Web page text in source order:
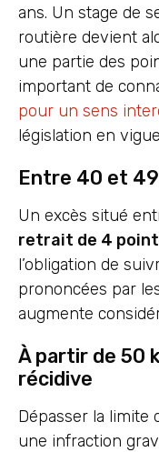
ans. Un stage de
routière devient
une partie des
important de
pour un sens
législation en
Entre 40 et
Un excès situé
retrait de 4
l’obligation de
prononcées par
augmente
À partir de 50
récidive
Dépasser la
une infraction